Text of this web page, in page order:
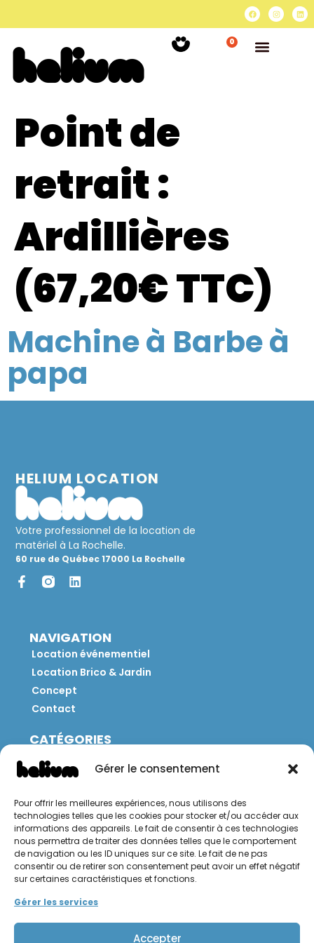
Gérer le consentement
Pour offrir les meilleures expériences, nous utilisons des
technologies telles que les cookies pour stocker et/ou accéder aux
informations des appareils. Le fait de consentir à ces technologies
nous permettra de traiter des données telles que le comportement
de navigation ou les ID uniques sur ce site. Le fait de ne pas
consentir ou de retirer son consentement peut avoir un effet négatif
sur certaines caractéristiques et fonctions.
Gérer les services
Accepter
0
Point de
retrait :
Ardillières
(67,20€ TTC)
Machine à Barbe à
papa
HELIUM LOCATION
Votre professionnel de la location de
matériel à La Rochelle.
60 rue de Québec 17000 La Rochelle
NAVIGATION
Location événementiel
Location Brico & Jardin
Concept
Contact
CATÉGORIES
Mobilier
Brico
Jardin
CONTACT